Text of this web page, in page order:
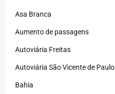
Asa Branca
Aumento de passagens
Autoviária Freitas
Autoviária São Vicente de Paulo
Bahia